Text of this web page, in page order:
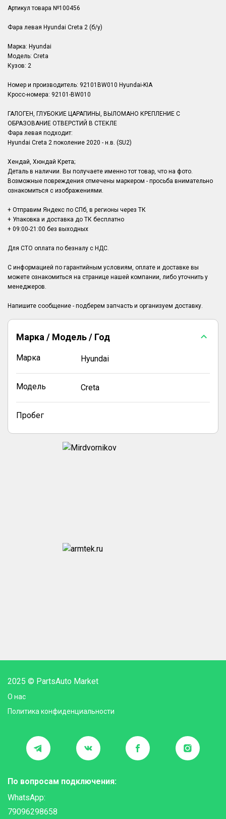
Артикул товара №100456
Фара левая Hyundai Creta 2 (б/у)
Марка: Hyundai
Модель: Creta
Кузов: 2
Номер и производитель: 92101BW010 Hyundai-KIA
Кросс-номера: 92101-BW010
ГАЛОГЕН, ГЛУБОКИЕ ЦАРАПИНЫ, ВЫЛОМАНО КРЕПЛЕНИЕ С
ОБРАЗОВАНИЕ ОТВЕРСТИЙ В СТЕКЛЕ
Фара левая подходит:
Hyundai Creta 2 поколение 2020 - н.в. (SU2)
Хендай, Хюндай Крета;
Деталь в наличии. Вы получаете именно тот товар, что на фото.
Возможные повреждения отмечены маркером - просьба внимательно
ознакомиться с изображениями.
+ Отправим Яндекс по СПб, в регионы через ТК
+ Упаковка и доставка до ТК бесплатно
+ 09:00-21:00 без выходных
Для СТО оплата по безналу с НДС.
С информацией по гарантийным условиям, оплате и доставке вы
можете ознакомиться на странице нашей компании, либо уточнить у
менеджеров.
Марка / Модель / Год
Марка Hyundai
Модель Creta
Пробег
2025 © PartsAuto Market
О нас
Политика конфиденциальности
По вопросам подключения:
WhatsApp:
79096298658